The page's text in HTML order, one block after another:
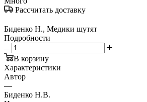
Рассчитать доставку
Биденко Н., Медики шутят
Подробности
В корзину
Характеристики
Автор
—
Биденко Н.В.